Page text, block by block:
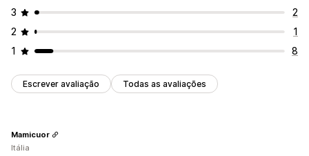
3
2
2
1
1
8
Escrever avaliação Todas as avaliações
Mamicuor
Itália